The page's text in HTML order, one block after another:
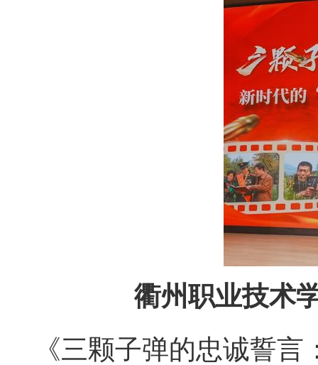
衢州职业技术
《三颗子弹的忠诚誓